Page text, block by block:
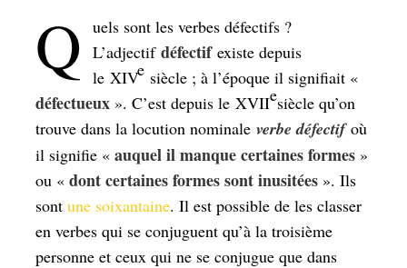
Q uels sont les verbes défectifs ?
L’adjectif défectif existe depuis
le XIVe siècle ; à l’époque il signifiait «
défectueux ». C’est depuis le XVIIesiècle qu’on
trouve dans la locution nominale verbe défectifoù
il signifie « auquel il manque certaines formes »
ou « dont certaines formes sont inusitées ». Ils
sont une soixantaine. Il est possible de les classer
en verbes qui se conjuguent qu’à la troisième
personne et ceux qui ne se conjugue que dans